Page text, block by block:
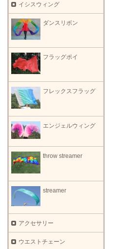
イシスウィング
ダンスリボン
フラッグポイ
フレックスフラッグ
エンジェルウィング
throw streamer
streamer
アクセサリー
ウエストチェーン